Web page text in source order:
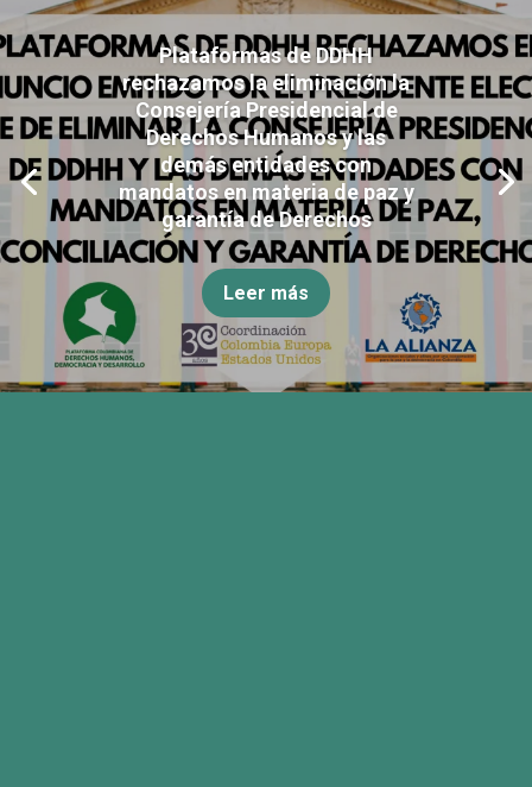
Plataformas de DDHH
rechazamos la eliminación la
Consejería Presidencial de
Derechos Humanos y las
demás entidades con
mandatos en materia de paz y
garantía de Derechos
Leer más